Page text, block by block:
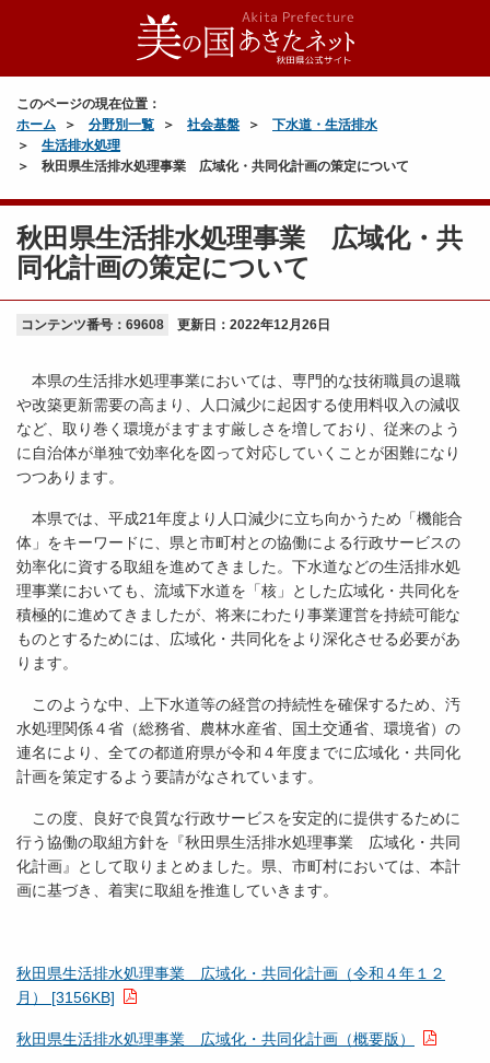
このページの現在位置：
ホーム
分野別一覧 社会基盤
下水道・生活排水
生活排水処理
秋田県生活排水処理事業 広域化・共同化計画の策定について
秋田県生活排水処理事業 広域化・共
同化計画の策定について
コンテンツ番号：69608 更新日： 2022年12月26日
本県の生活排水処理事業においては、専門的な技術職員の退職
や改築更新需要の高まり、人口減少に起因する使用料収入の減収
など、取り巻く環境がますます厳しさを増しており、従来のよう
に自治体が単独で効率化を図って対応していくことが困難になり
つつあります。
本県では、平成21年度より人口減少に立ち向かうため「機能合
体」をキーワードに、県と市町村との協働による行政サービスの
効率化に資する取組を進めてきました。下水道などの生活排水処
理事業においても、流域下水道を「核」とした広域化・共同化を
積極的に進めてきましたが、将来にわたり事業運営を持続可能な
ものとするためには、広域化・共同化をより深化させる必要があ
ります。
このような中、上下水道等の経営の持続性を確保するため、汚
水処理関係４省（総務省、農林水産省、国土交通省、環境省）の
連名により、全ての都道府県が令和４年度までに広域化・共同化
計画を策定するよう要請がなされています。
この度、良好で良質な行政サービスを安定的に提供するために
行う協働の取組方針を『秋田県生活排水処理事業 広域化・共同
化計画』として取りまとめました。県、市町村においては、本計
画に基づき、着実に取組を推進していきます。
秋田県生活排水処理事業 広域化・共同化計画（令和４年１２
月） [3156KB]
秋田県生活排水処理事業 広域化・共同化計画（概要版）